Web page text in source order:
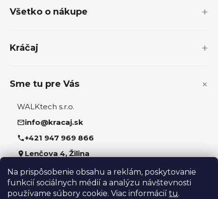
Na prispôsobenie obsahu a reklám, poskytovanie
funkcií sociálnych médií a analýzu návštevnosti
používame súbory cookie. Viac informácií tu.
Všetko o nákupe
Kráčaj
Sme tu pre Vás
WALKtech s.r.o.
info@kracaj.sk
+421 947 969 866
Lenčova 4, Žilina
Sledujte nás